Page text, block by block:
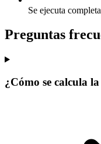
Se ejecuta
Preguntas
¿Cómo se calcula